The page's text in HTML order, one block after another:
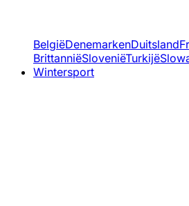
BelgiëDenemarkenDuitsland
BrittanniëSloveniëTurkijë
Wintersport